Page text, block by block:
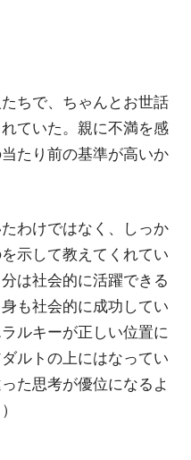
ちで、ちゃんとお世話
ていた。親に不満を感
たり前の基準が高いか
わけではなく、しっか
示して教えてくれてい
は社会的に活躍できる
も社会的に成功してい
ルキーが正しい位置に
ルトの上にはなってい
た思考が優位になるよ